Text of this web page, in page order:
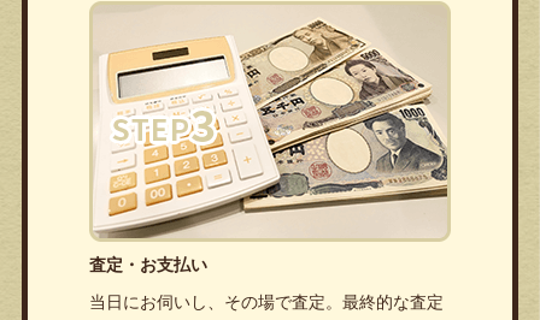
査定・お支払い
当日にお伺いし、その場で査定。最終的な査定